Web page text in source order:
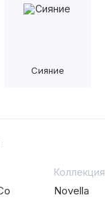
Сияние
Коллекция
Novella